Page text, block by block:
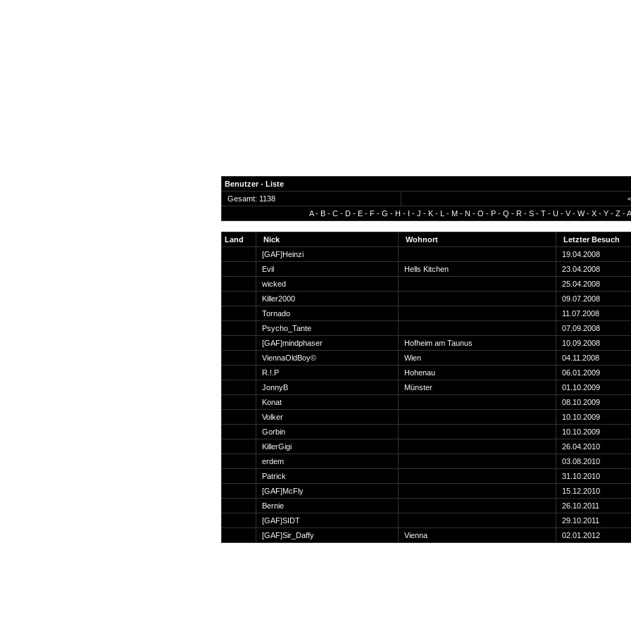
Benutzer - Liste
Gesamt: 1138
<
A- B - C - D - E - F - G - H - I - J - K - L - M - N - O - P - Q - R - S - T - U - V- W- X - Y - Z -
Land Nick Wohnort Letzter Besuch
[GAF]Heinzi
19.04.2008
Evil
Hells Kitchen
23.04.2008
wicked
25.04.2008
Killer2000
09.07.2008
Tornado
11.07.2008
Psycho_Tante
07.09.2008
[GAF]mindphaser
Hofheim am Taunus
10.09.2008
ViennaOldBoy©
Wien
04.11.2008
R.!.P
Hohenau
06.01.2009
JonnyB
Münster
01.10.2009
Konat
08.10.2009
Volker
10.10.2009
Gorbin
10.10.2009
KillerGigi
26.04.2010
erdem
03.08.2010
Patrick
31.10.2010
[GAF]McFly
15.12.2010
Bernie
26.10.2011
[GAF]SIDT
29.10.2011
[GAF]Sir_Daffy
Vienna 02.01.2012